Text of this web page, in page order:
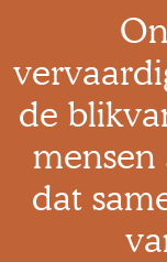
de
mensen
dat